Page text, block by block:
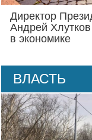
Директор
Андрей
в экономике
ВЛАСТЬ